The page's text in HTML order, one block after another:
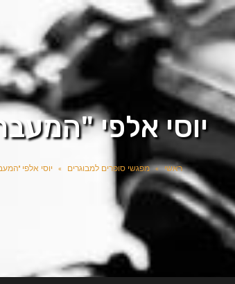
יוסי אלפי
ראשי » מפגשי סופרים למבוגרים » יוסי אלפי